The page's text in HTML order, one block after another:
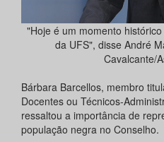
"Hoje é um momento
da UFS", disse André
Cavalcante/
Bárbara Barcellos, membro
Docentes ou Técnicos-
ressaltou a importância de
população negra no Conselho.